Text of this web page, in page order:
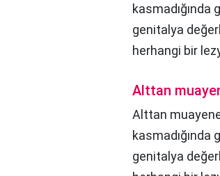
kasmadığında
genitalya
herhangi bir
Alttan
Alttan
kasmadığında
genitalya